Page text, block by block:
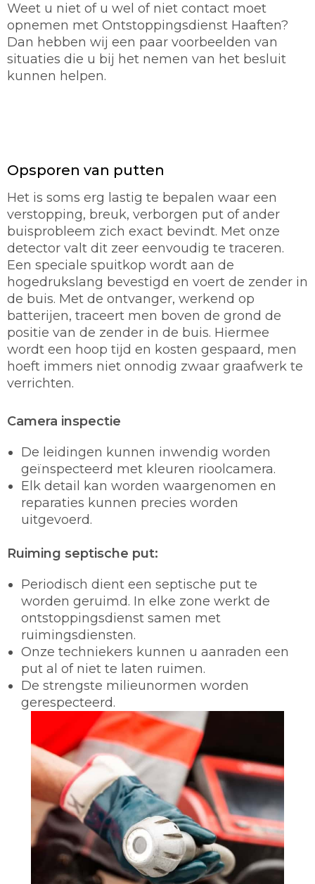
Weet u niet of u wel of niet contact moet
opnemen met Ontstoppingsdienst Haaften?
Dan hebben wij een paar voorbeelden van
situaties die u bij het nemen van het besluit
kunnen helpen.
Opsporen van putten
Het is soms erg lastig te bepalen waar een
verstopping, breuk, verborgen put of ander
buisprobleem zich exact bevindt. Met onze
detector valt dit zeer eenvoudig te traceren.
Een speciale spuitkop wordt aan de
hogedrukslang bevestigd en voert de zender in
de buis. Met de ontvanger, werkend op
batterijen, traceert men boven de grond de
positie van de zender in de buis. Hiermee
wordt een hoop tijd en kosten gespaard, men
hoeft immers niet onnodig zwaar graafwerk te
verrichten.
Camera inspectie
De leidingen kunnen inwendig worden
geïnspecteerd met kleuren rioolcamera.
Elk detail kan worden waargenomen en
reparaties kunnen precies worden
uitgevoerd.
Ruiming septische put:
Periodisch dient een septische put te
worden geruimd. In elke zone werkt de
ontstoppingsdienst samen met
ruimingsdiensten.
Onze techniekers kunnen u aanraden een
put al of niet te laten ruimen.
De strengste milieunormen worden
gerespecteerd.